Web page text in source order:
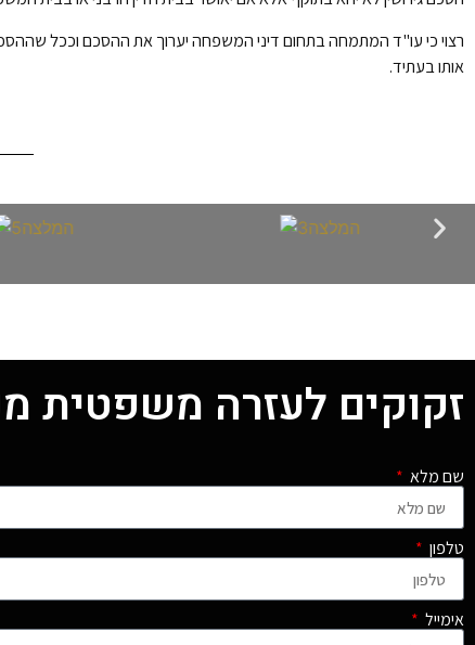
רצוי כי עו"ד המתמחה בתחום דיני המשפחה יערוך את ההסכם וככל
אותו בעתיד.
זקוקים לעזרה משפטית
שם מלא
טלפון
אימייל